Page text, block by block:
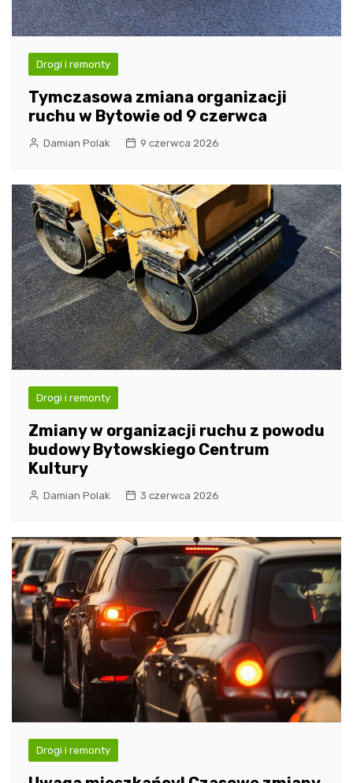
Drogi i remonty
Tymczasowa zmiana organizacji
ruchu w Bytowie od 9 czerwca
Damian Polak 9 czerwca 2026
Drogi i remonty
Zmiany w organizacji ruchu z powodu
budowy Bytowskiego Centrum
Kultury
Damian Polak 3 czerwca 2026
Drogi i remonty